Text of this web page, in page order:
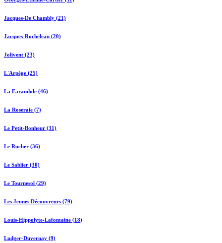
Jacques-De Chambly (21)
Jacques-Rocheleau (20)
Jolivent (23)
L'Arpège (25)
La Farandole (46)
La Roseraie (7)
Le Petit-Bonheur (31)
Le Rucher (36)
Le Sablier (30)
Le Tournesol (29)
Les Jeunes Découvreurs (79)
Louis-Hippolyte-Lafontaine (18)
Ludger-Duvernay (9)